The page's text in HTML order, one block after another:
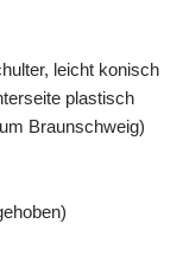
leicht konisch
plastisch
Braunschweig)